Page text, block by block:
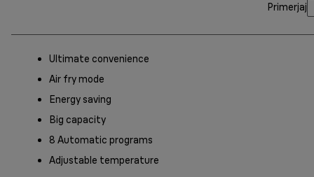
Primerjaj
Ultimate convenience
Air fry mode
Energy saving
Big capacity
8 Automatic programs
Adjustable temperature